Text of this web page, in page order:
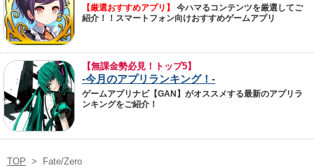
【厳選おすすめアプリ】
今ハマるコンテンツを厳選してご
紹介！！スマートフォン向けおすすめゲームアプリ
【無課金勢必見！トップ5】
-今月のアプリランキング！-
ゲームアプリナビ【GAN】がオススメする最新のアプリラ
ンキングをご紹介！
TOP >
Fate/Zero